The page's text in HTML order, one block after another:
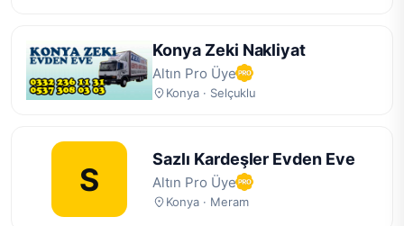
Konya Zeki Nakliyat
Altın Pro Üye
Konya · Selçuklu
S
Sazlı Kardeşler Evden Eve
Altın Pro Üye
Konya · Meram